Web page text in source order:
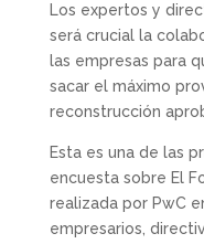
Los expertos y
será crucial la
las empresas para
sacar el máximo
reconstrucción
Esta es una de las
encuesta sobre El
realizada por PwC
empresarios,